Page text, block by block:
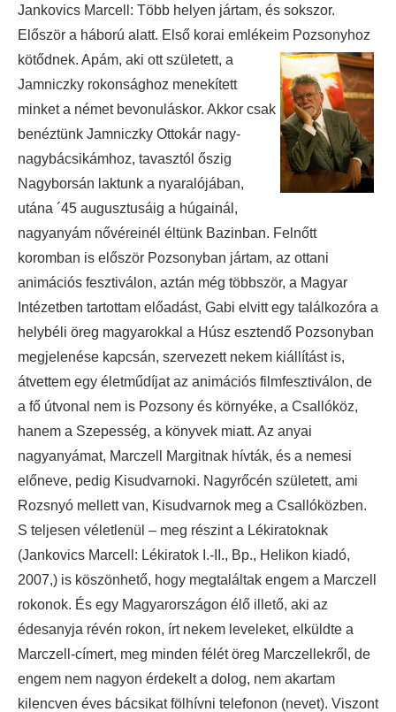
Jankovics Marcell: Több helyen jártam, és sokszor.
Először a háború alatt. Első korai emlékeim Pozsonyhoz
kötődnek. Apám, aki ott született, a
Jamniczky rokonsághoz menekített
minket a német bevonuláskor. Akkor csak
benéztünk Jamniczky Ottokár nagy-
nagybácsikámhoz, tavasztól őszig
Nagyborsán laktunk a nyaralójában,
utána ´45 augusztusáig a húgainál,
nagyanyám nővéreinél éltünk Bazinban. Felnőtt
koromban is először Pozsonyban jártam, az ottani
animációs fesztiválon, aztán még többször, a Magyar
Intézetben tartottam előadást, Gabi elvitt egy találkozóra a
helybéli öreg magyarokkal a Húsz esztendő Pozsonyban
megjelenése kapcsán, szervezett nekem kiállítást is,
átvettem egy életműdíjat az animációs filmfesztiválon, de
a fő útvonal nem is Pozsony és környéke, a Csallóköz,
hanem a Szepesség, a könyvek miatt. Az anyai
nagyanyámat, Marczell Margitnak hívták, és a nemesi
előneve, pedig Kisudvarnoki. Nagyrőcén született, ami
Rozsnyó mellett van, Kisudvarnok meg a Csallóközben.
S teljesen véletlenül – meg részint a Lékiratoknak
(Jankovics Marcell: Lékiratok I.-II., Bp., Helikon kiadó,
2007,) is köszönhető, hogy megtaláltak engem a Marczell
rokonok. És egy Magyarországon élő illető, aki az
édesanyja révén rokon, írt nekem leveleket, elküldte a
Marczell-címert, meg minden félét öreg Marczellekről, de
engem nem nagyon érdekelt a dolog, nem akartam
kilencven éves bácsikat fölhívni telefonon (nevet). Viszont